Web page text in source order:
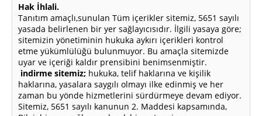
Hak İhlali.
Tanıtım amaçlı,sunulan Tüm içerikler sitemiz, 5651 sayılı
yasada belirlenen bir yer sağlayıcısıdır. İlgili yasaya göre;
sitemizin yönetiminin hukuka aykırı içerikleri kontrol
etme yükümlülüğü bulunmuyor. Bu amaçla sitemizde
uyar ve içeriği kaldır prensibini benimsenmiştir.
indirme sitemiz; hukuka, telif haklarına ve kişilik
haklarına, yasalara saygılı olmayı ilke edinmiş ve her
zaman bu yönde hizmetlerini sürdürmeye devam ediyor.
Sitemiz, 5651 sayılı kanunun 2. Maddesi kapsamında,